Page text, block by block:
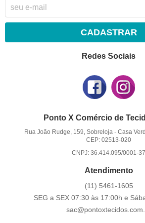
CADASTRAR
Redes Sociais
Ponto X Comércio de
Rua João Rudge, 159, Sobreloja- Casa
CEP: 02513-020
CNPJ: 36.414.095/0001-37
Atendimento
(11) 5461-1605
SEG a SEX 07:30 às 17:00h e